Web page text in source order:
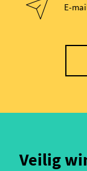
E-
Veilig